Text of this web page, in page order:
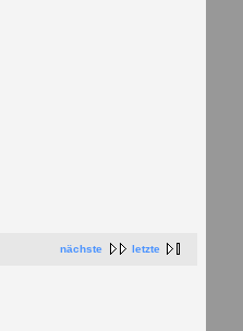
nächste letzte